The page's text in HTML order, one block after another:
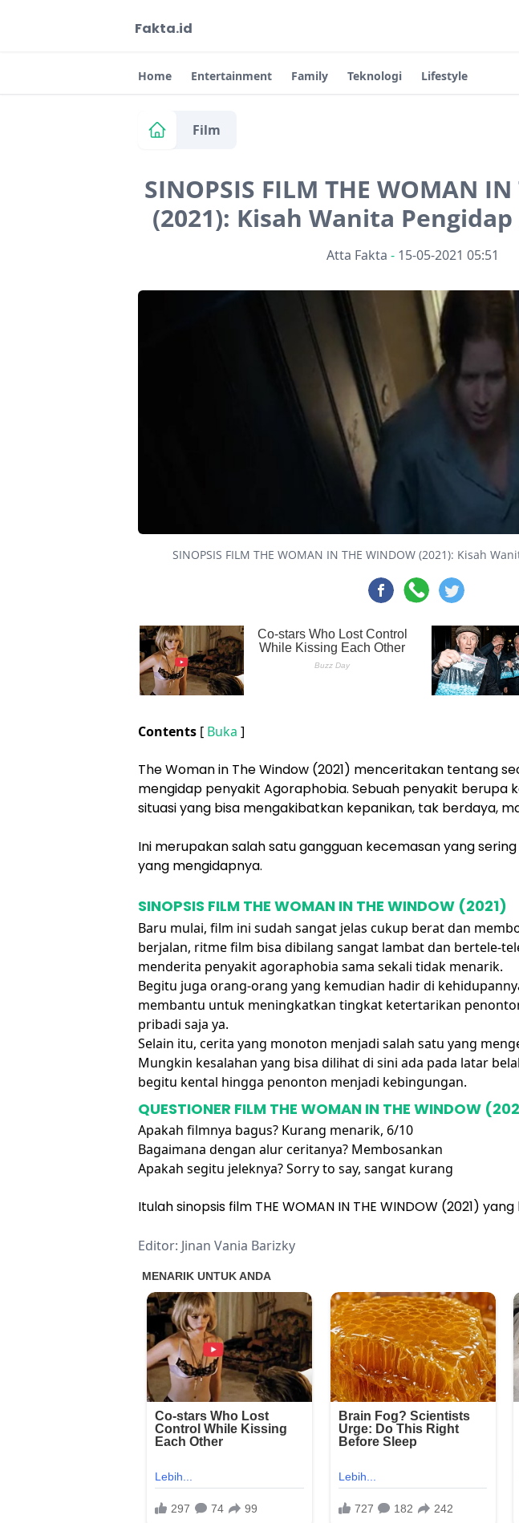
Fakta.id
Home Entertainment Family Teknologi Lifestyle
Film
SINOPSIS FILM THE WOMAN
(2021): Kisah Wanita
Atta Fakta - 15-05-2021 05:51
SINOPSIS FILM THE WOMAN IN THE WINDOW (2021): Kisah
Contents [ Buka ]
The Woman in The Window (2021) menceritakan tentang
mengidap penyakit Agoraphobia. Sebuah penyakit berupa
situasi yang bisa mengakibatkan kepanikan, tak berdaya,
Ini merupakan salah satu gangguan kecemasan yang
yang mengidapnya.
SINOPSIS FILM THE WOMAN IN THE WINDOW (2021)
Baru mulai, film ini sudah sangat jelas cukup berat dan
berjalan, ritme film bisa dibilang sangat lambat dan bertele-
menderita penyakit agoraphobia sama sekali tidak menarik.
Begitu juga orang-orang yang kemudian hadir di
membantu untuk meningkatkan tingkat ketertarikan
pribadi saja ya.
Selain itu, cerita yang monoton menjadi salah satu yang
Mungkin kesalahan yang bisa dilihat di sini ada pada latar
begitu kental hingga penonton menjadi kebingungan.
QUESTIONER FILM THE WOMAN IN THE WINDOW
Apakah filmnya bagus? Kurang menarik, 6/10
Bagaimana dengan alur ceritanya? Membosankan
Apakah segitu jeleknya? Sorry to say, sangat kurang
Itulah sinopsis film THE WOMAN IN THE WINDOW (2021)
Editor: Jinan Vania Barizky